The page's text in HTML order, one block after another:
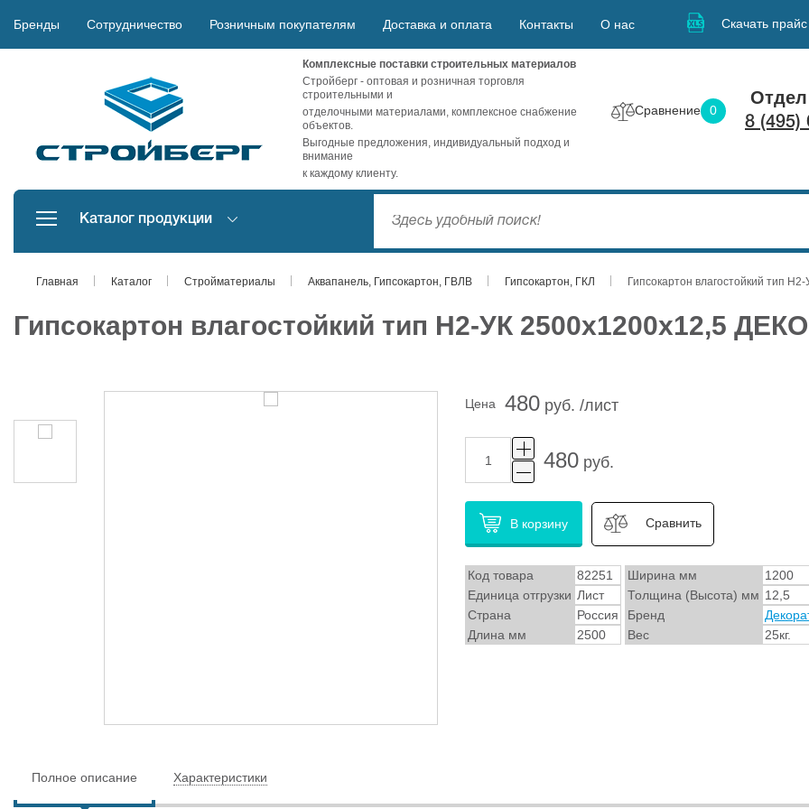
Бренды Сотрудничество Розничным покупателям Доставка и оплата Контакты О нас Скачать прайс
Комплексные поставки строительных материалов
Стройберг - оптовая и розничная торговля
строительными и
отделочными материалами, комплексное снабжение
объектов.
Выгодные предложения, индивидуальный подход и
внимание
к каждому клиенту.
Сравнение 0
Отдел
8 (495)
Каталог продукции
Главная Каталог Стройматериалы Аквапанель, Гипсокартон, ГВЛВ Гипсокартон, ГКЛ Гипсокартон влагостойкий тип
Гипсокартон влагостойкий тип H2-УК 2500х1200х12,5
Цена 480 руб. /лист
480 руб.
В корзину Сравнить
Код товара 82251 Ширина мм
1200
Единица отгрузки Лист Толщина (Высота) мм 12,5
Страна
Россия Бренд
Длина мм
2500 Вес 25кг.
Полное описание Характеристики